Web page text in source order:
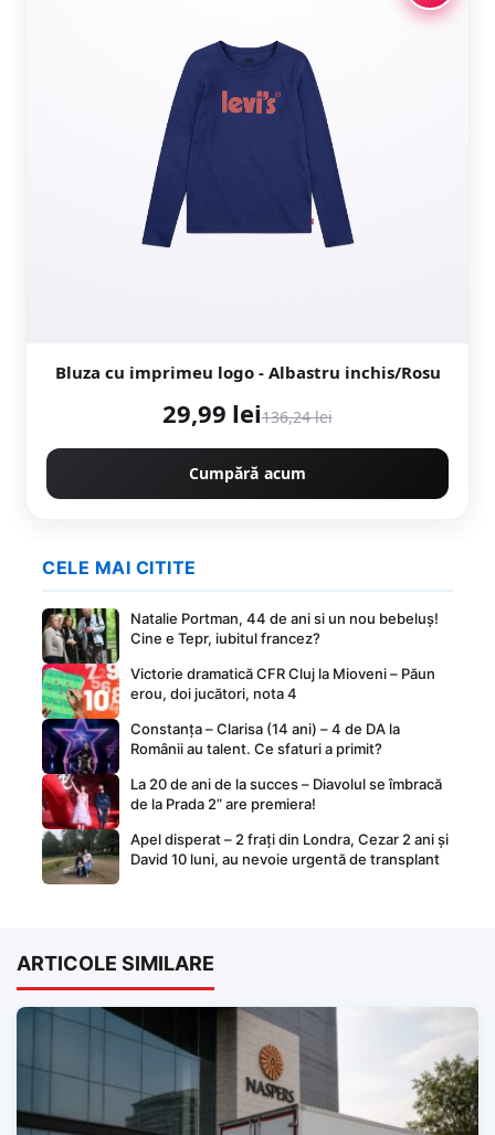
Bluza cu imprimeu logo - Albastru inchis/Rosu
29,99 lei136,24 lei
Cumpără acum
CELE MAI CITITE
Natalie Portman, 44 de ani si un nou bebeluș!
Cine e Tepr, iubitul francez?
Victorie dramatică CFR Cluj la Mioveni – Păun
erou, doi jucători, nota 4
Constanța – Clarisa (14 ani) – 4 de DA la
Românii au talent. Ce sfaturi a primit?
La 20 de ani de la succes – Diavolul se îmbracă
de la Prada 2” are premiera!
Apel disperat – 2 frați din Londra, Cezar 2 ani și
David 10 luni, au nevoie urgentă de transplant
ARTICOLE SIMILARE